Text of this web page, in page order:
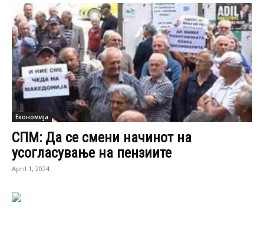
Економија
СПМ: Да се смени начинот на
усогласување на пензиите
April 1, 2024